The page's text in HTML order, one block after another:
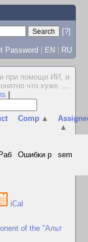
[?]
Password | EN | RU
при помощи ИИ, и
что хуже. ...
Comp ▲
▲
Ошибки р sem
iCal
of the "Альт